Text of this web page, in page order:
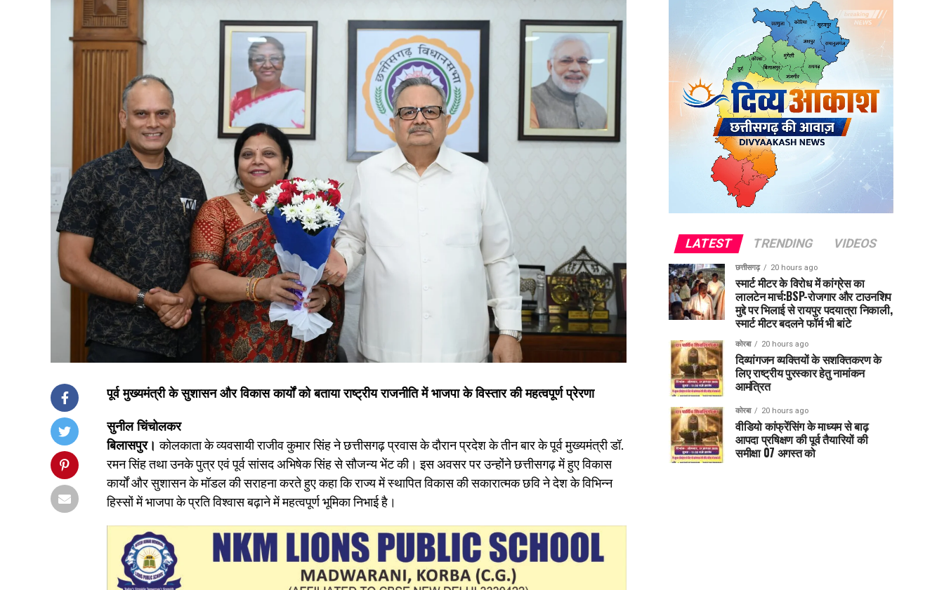
पूर्व मुख्यमंत्री के सुशासन और विकास कार्यों को बताया राष्ट्रीय राजनीति में भाजपा के विस्तार की महत्वपूर्ण प्रेरणा
सुनील चिंचोलकर
बिलासपुर।कोलकाता के व्यवसायी राजीव कुमार सिंह ने छत्तीसगढ़ प्रवास के दौरान प्रदेश के तीन बार के पूर्व मुख्यमंत्री डॉ.
रमन सिंह तथा उनके पुत्र एवं पूर्व सांसद अभिषेक सिंह से सौजन्य भेंट की। इस अवसर पर उन्होंने छत्तीसगढ़ में हुए विकास
कार्यों और सुशासन के मॉडल की सराहना करते हुए कहा कि राज्य में स्थापित विकास की सकारात्मक छवि ने देश के विभिन्न
हिस्सों में भाजपा के प्रति विश्वास बढ़ाने में महत्वपूर्ण भूमिका निभाई है।
LATEST TRENDING VIDEOS
छत्तीसगढ़ 20 hours ago
स्मार्ट मीटर के विरोध में कांग्रेस का
लालटेन मार्च:BSP-रोजगार और टाउनशिप
मुद्दे पर भिलाई से रायपुर पदयात्रा निकाली,
स्मार्ट मीटर बदलने फॉर्म भी बांटे
कोरबा 20 hours ago
दिव्यांगजन व्यक्तियों के सशक्तिकरण के
लिए राष्ट्रीय पुरस्कार हेतु नामांकन
आमंत्रित
कोरबा 20 hours ago
वीडियो कांफ्रेंसिंग के माध्यम से बाढ़
आपदा प्रषिक्षण की पूर्व तैयारियों की
समीक्षा 07 अगस्त को